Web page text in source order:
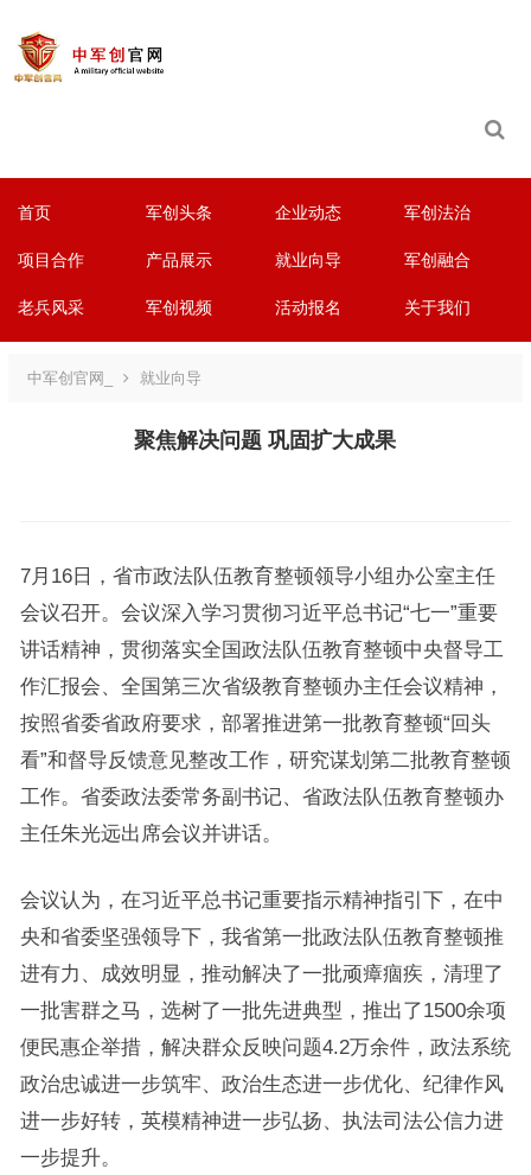
首页 军创头条 企业动态 军创法治
项目合作 产品展示 就业向导 军创融合
老兵风采 军创视频 活动报名 关于我们
中军创官网_ 就业向导
聚焦解决问题 巩固扩大成果
7月16日，省市政法队伍教育整顿领导小组办公室主任
会议召开。会议深入学习贯彻习近平总书记“七一”重要
讲话精神，贯彻落实全国政法队伍教育整顿中央督导工
作汇报会、全国第三次省级教育整顿办主任会议精神，
按照省委省政府要求，部署推进第一批教育整顿“回头
看”和督导反馈意见整改工作，研究谋划第二批教育整顿
工作。省委政法委常务副书记、省政法队伍教育整顿办
主任朱光远出席会议并讲话。
会议认为，在习近平总书记重要指示精神指引下，在中
央和省委坚强领导下，我省第一批政法队伍教育整顿推
进有力、成效明显，推动解决了一批顽瘴痼疾，清理了
一批害群之马，选树了一批先进典型，推出了1500余项
便民惠企举措，解决群众反映问题4.2万余件，政法系统
政治忠诚进一步筑牢、政治生态进一步优化、纪律作风
进一步好转，英模精神进一步弘扬、执法司法公信力进
一步提升。